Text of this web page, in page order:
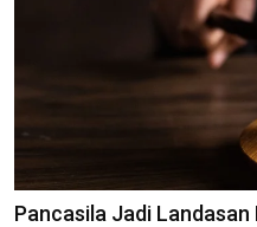
Pancasila Jadi